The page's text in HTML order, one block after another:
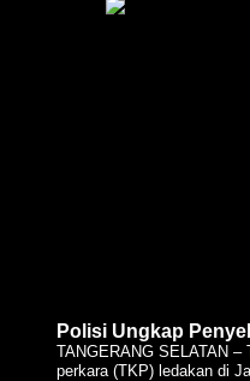
Polisi Ungkap
TANGERANG SELATAN
perkara (TKP) ledakan di